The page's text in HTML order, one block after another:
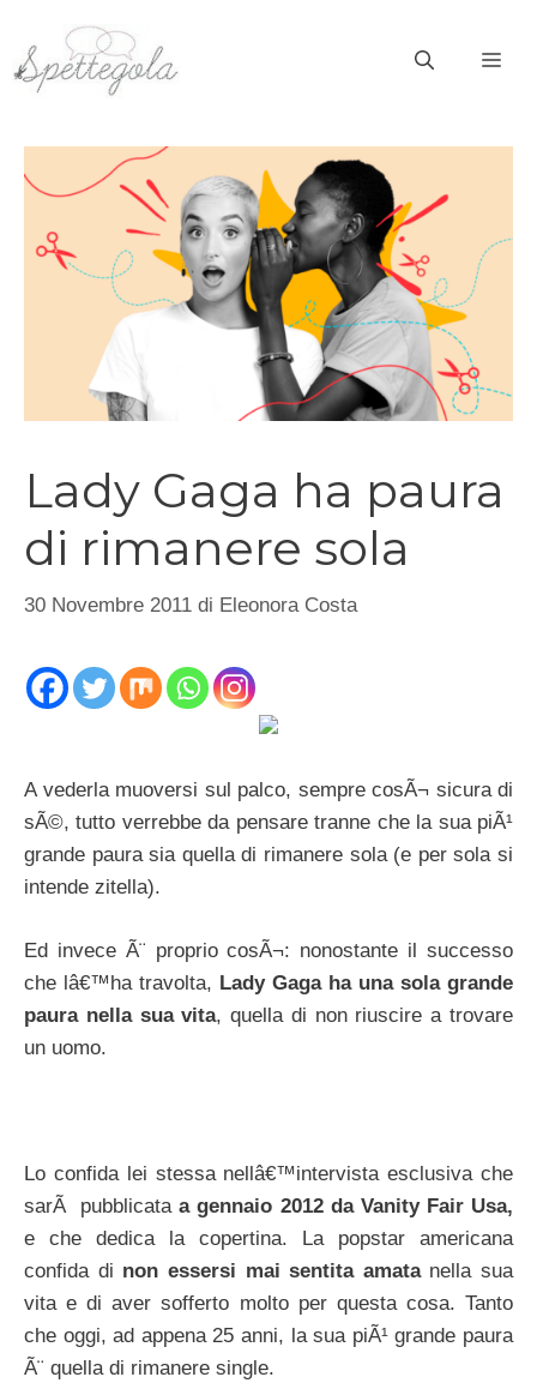
contenuto
Lady Gaga ha paura
di rimanere sola
30 Novembre 2011 di Eleonora Costa
A vederla muoversi sul palco, sempre cosÃ¬ sicura di
sÃ©, tutto verrebbe da pensare tranne che la sua piÃ¹
grande paura sia quella di rimanere sola (e per sola si
intende zitella).
Ed invece Ã¨ proprio cosÃ¬: nonostante il successo
che lâ€™ha travolta, Lady Gaga ha una sola grande
paura nella sua vita, quella di non riuscire a trovare
un uomo.
Lo confida lei stessa nellâ€™intervista esclusiva che
sarÃ pubblicata a gennaio 2012 da Vanity Fair Usa,
e che dedica la copertina. La popstar americana
confida di non essersi mai sentita amatanella sua
vita e di aver sofferto molto per questa cosa. Tanto
che oggi, ad appena 25 anni, la sua piÃ¹ grande paura
Ã¨ quella di rimanere single.